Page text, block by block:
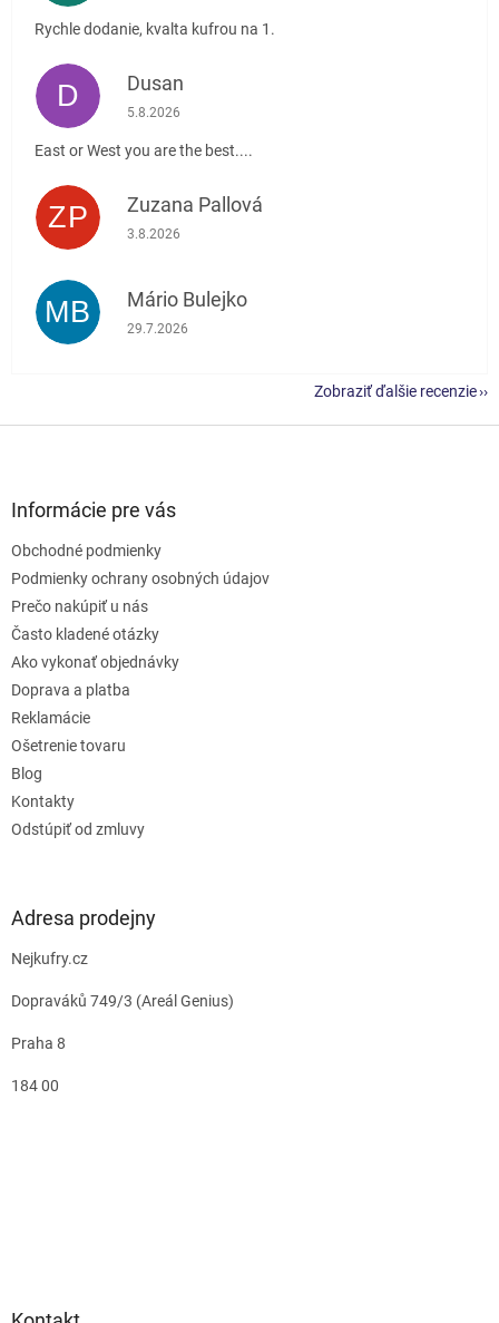
Rychle dodanie, kvalta kufrou na 1.
D Dusan
Hodnotenie obchodu je 5 z 5 hviezdičiek.
5.8.2026
East or West you are the best....
ZP Zuzana Pallová
Hodnotenie obchodu je 5 z 5 hviezdičiek.
3.8.2026
MB Mário Bulejko
Hodnotenie obchodu je 5 z 5 hviezdičiek.
29.7.2026
Zobraziť ďalšie recenzie
Informácie pre vás
Obchodné podmienky
Podmienky ochrany osobných údajov
Prečo nakúpiť u nás
Často kladené otázky
Ako vykonať objednávky
Doprava a platba
Reklamácie
Ošetrenie tovaru
Blog
Kontakty
Odstúpiť od zmluvy
Adresa prodejny
Nejkufry.cz
Dopraváků 749/3 (Areál Genius)
Praha 8
184 00